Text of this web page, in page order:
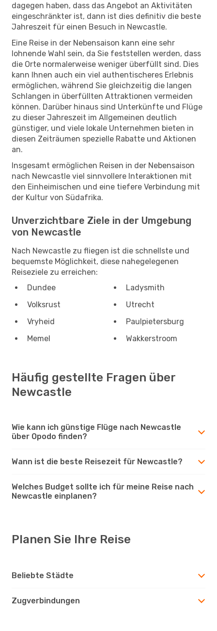
dagegen haben, dass das Angebot an Aktivitäten
eingeschränkter ist, dann ist dies definitiv die beste
Jahreszeit für einen Besuch in Newcastle.
Eine Reise in der Nebensaison kann eine sehr
lohnende Wahl sein, da Sie feststellen werden, dass
die Orte normalerweise weniger überfüllt sind. Dies
kann Ihnen auch ein viel authentischeres Erlebnis
ermöglichen, während Sie gleichzeitig die langen
Schlangen in überfüllten Attraktionen vermeiden
können. Darüber hinaus sind Unterkünfte und Flüge
zu dieser Jahreszeit im Allgemeinen deutlich
günstiger, und viele lokale Unternehmen bieten in
diesen Zeiträumen spezielle Rabatte und Aktionen
an.
Insgesamt ermöglichen Reisen in der Nebensaison
nach Newcastle viel sinnvollere Interaktionen mit
den Einheimischen und eine tiefere Verbindung mit
der Kultur von Südafrika.
Unverzichtbare Ziele in der Umgebung
von Newcastle
Nach Newcastle zu fliegen ist die schnellste und
bequemste Möglichkeit, diese nahegelegenen
Reiseziele zu erreichen:
Dundee
Ladysmith
Volksrust
Utrecht
Vryheid
Paulpietersburg
Memel
Wakkerstroom
Häufig gestellte Fragen über
Newcastle
Wie kann ich günstige Flüge nach Newcastle
über Opodo finden?
Wann ist die beste Reisezeit für Newcastle?
Welches Budget sollte ich für meine Reise nach
Newcastle einplanen?
Planen Sie Ihre Reise
Beliebte Städte
Zugverbindungen